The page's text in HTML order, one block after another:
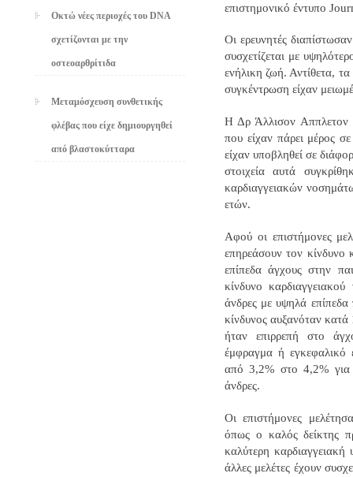
Οκτώ νέες περιοχές του DNA
σχετίζονται με την
οστεοαρθρίτιδα
Μεταμόσχευση συνθετικής
φλέβας που είχε δημιουργηθεί
από βλαστοκύτταρα
επιστημονικό έντυπο
Οι ερευνητές
συσχετίζεται με
ενήλικη ζωή. Αντίθετα,
συγκέντρωση είχαν
Η Δρ Άλλισον Αππλετον
που είχαν πάρει μέρος
είχαν υποβληθεί σε
στοιχεία αυτά
καρδιαγγειακών
ετών.
Αφού οι επιστήμονες
επηρεάσουν τον κίνδυνο
επίπεδα άγχους στην
κίνδυνο
άνδρες με υψηλά επίπεδα
κίνδυνος αυξανόταν
ήταν επιρρεπή στο
έμφραγμα ή εγκεφαλικό
από 3,2% στο 4,2% για
άνδρες.
Οι επιστήμονες
όπως ο καλός δείκτης
καλύτερη
άλλες μελέτες έχουν